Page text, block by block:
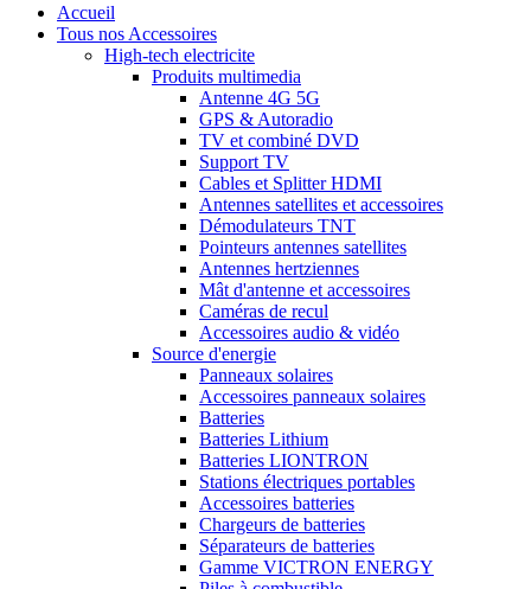
Accueil
Tous nos Accessoires
High-tech electricite
Produits multimedia
Antenne 4G 5G
GPS & Autoradio
TV et combiné DVD
Support TV
Cables et Splitter HDMI
Antennes satellites et accessoires
Démodulateurs TNT
Pointeurs antennes satellites
Antennes hertziennes
Mât d'antenne et accessoires
Caméras de recul
Accessoires audio & vidéo
Source d'energie
Panneaux solaires
Accessoires panneaux solaires
Batteries
Batteries Lithium
Batteries LIONTRON
Stations électriques portables
Accessoires batteries
Chargeurs de batteries
Séparateurs de batteries
Gamme VICTRON ENERGY